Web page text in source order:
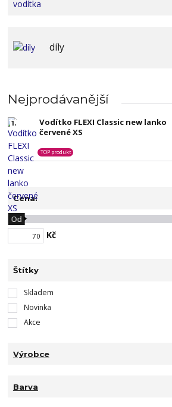
díly
Nejprodávanější
1.
Vodítko FLEXI Classic new lanko
červené XS
TOP produkt
Cena:
Kč
Od
Štítky
Skladem
Novinka
Akce
Výrobce
Barva